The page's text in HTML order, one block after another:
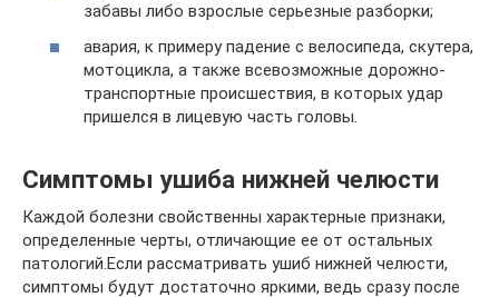
забавы либо взрослые серьезные разборки;
авария, к примеру падение с велосипеда, скутера,
мотоцикла, а также всевозможные дорожно-
транспортные происшествия, в которых удар
пришелся в лицевую часть головы.
Симптомы ушиба нижней челюсти
Каждой болезни свойственны характерные признаки,
определенные черты, отличающие ее от остальных
патологий.Если рассматривать ушиб нижней челюсти,
симптомы будут достаточно яркими, ведь сразу после